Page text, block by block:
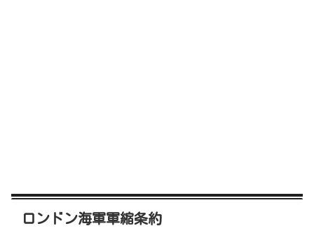
ロンドン海軍軍縮条約